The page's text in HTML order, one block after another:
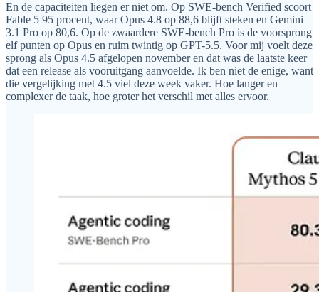
En de capaciteiten liegen er niet om. Op SWE-bench Verified scoort
Fable 5 95 procent, waar Opus 4.8 op 88,6 blijft steken en Gemini
3.1 Pro op 80,6. Op de zwaardere SWE-bench Pro is de voorsprong
elf punten op Opus en ruim twintig op GPT-5.5. Voor mij voelt deze
sprong als Opus 4.5 afgelopen november en dat was de laatste keer
dat een release als vooruitgang aanvoelde. Ik ben niet de enige, want
die vergelijking met 4.5 viel deze week vaker. Hoe langer en
complexer de taak, hoe groter het verschil met alles ervoor.